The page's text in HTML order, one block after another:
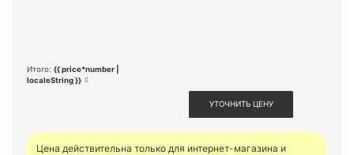
Итого: {{ price*number |
localeString }}
УТОЧНИТЬ ЦЕНУ
Цена действительна только для интернет-магазина и